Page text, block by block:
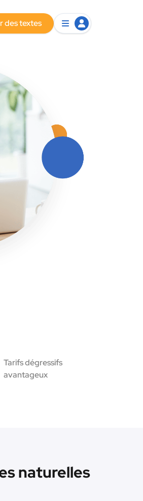
des textes
Tarifs dégressifs
avantageux
naturelles